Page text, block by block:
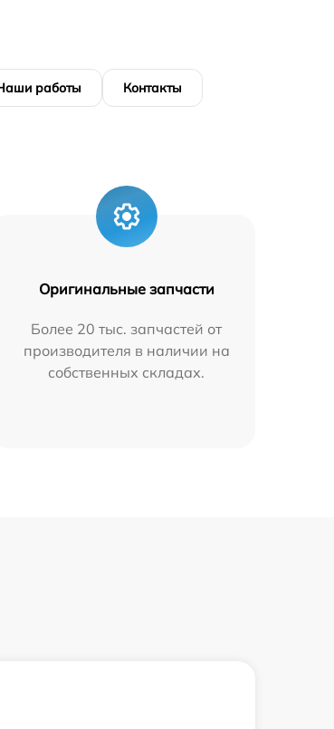
работы Контакты
Оригинальные запчасти
Более 20 тыс. запчастей от
производителя в наличии на
собственных складах.